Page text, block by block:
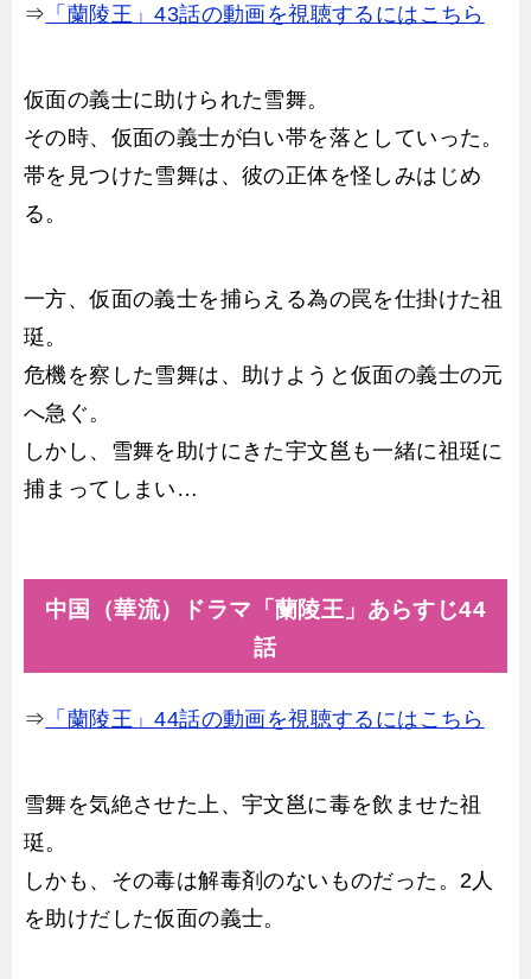
⇒ 「蘭陵王」43話の動画を視聴するにはこちら
仮面の義士に助けられた雪舞。
その時、仮面の義士が白い帯を落としていった。
帯を見つけた雪舞は、彼の正体を怪しみはじめ
る。
一方、仮面の義士を捕らえる為の罠を仕掛けた祖
珽。
危機を察した雪舞は、助けようと仮面の義士の元
へ急ぐ。
しかし、雪舞を助けにきた宇文邕も一緒に祖珽に
捕まってしまい…
中国（華流）ドラマ「蘭陵王」あらすじ44
話
⇒ 「蘭陵王」44話の動画を視聴するにはこちら
雪舞を気絶させた上、宇文邕に毒を飲ませた祖
珽。
しかも、その毒は解毒剤のないものだった。2人
を助けだした仮面の義士。